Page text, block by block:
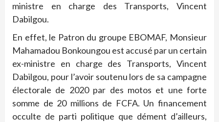
ministre en charge des Transports, Vincent
Dabilgou.
En effet, le Patron du groupe EBOMAF, Monsieur
Mahamadou Bonkoungou est accusé par un certain
ex-ministre en charge des Transports, Vincent
Dabilgou, pour l’avoir soutenu lors de sa campagne
électorale de 2020 par des motos et une forte
somme de 20 millions de FCFA. Un financement
occulte de parti politique que dément d’ailleurs,